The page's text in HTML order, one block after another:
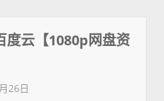
度云【1080p网盘资
26日